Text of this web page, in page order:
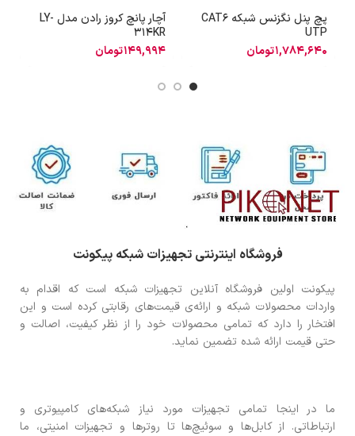
پچ پنل نگزنس شبکه CAT6
UTP
1,784,640تومان
آچار پانچ کروز رادن مدل LY-
314KR
149,994تومان
فروشگاه اینترنتی تجهیزات شبکه پیکونت
پیکونت اولین فروشگاه آنلاین تجهیزات شبکه است که اقدام به
واردات محصولات شبکه و ارائه‌ی قیمت‌های رقابتی کرده است و این
افتخار را دارد که تمامی محصولات خود را از نظر کیفیت، اصالت و
حتی قیمت ارائه شده تضمین نماید.
ما در اینجا تمامی تجهیزات مورد نیاز شبکه‌های کامپیوتری و
ارتباطاتی. از کابل‌ها و سوئیچ‌ها تا روترها و تجهیزات امنیتی، ما